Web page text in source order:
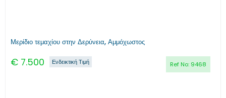
Μερίδιο τεμαχίου στην Δερύνεια, Αμμόχωστος
€ 7.500 Ref No: 9468
Ενδεικτική Τιμή